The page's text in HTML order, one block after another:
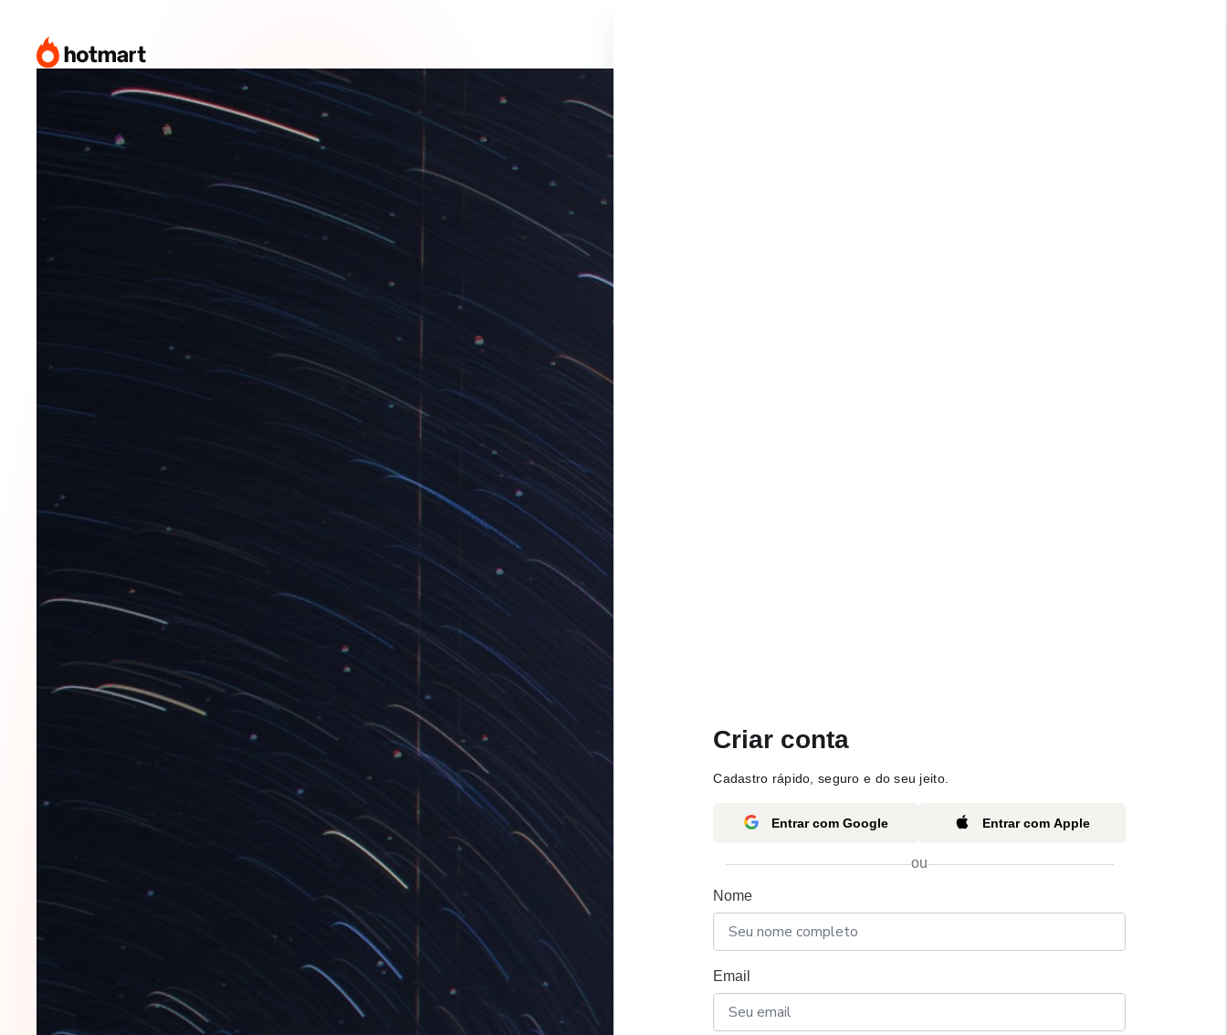
Criar conta
Cadastro rápido, seguro e do seu jeito.
Entrar com Google Entrar com Apple
ou
Nome
Email